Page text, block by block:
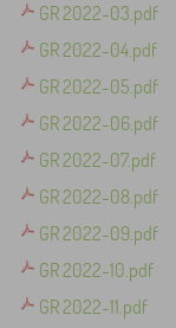
GR 2022-03.pdf
GR 2022-04.pdf
GR 2022-05.pdf
GR 2022-06.pdf
GR 2022-07.pdf
GR 2022-08.pdf
GR 2022-09.pdf
GR 2022-10.pdf
GR 2022-11.pdf